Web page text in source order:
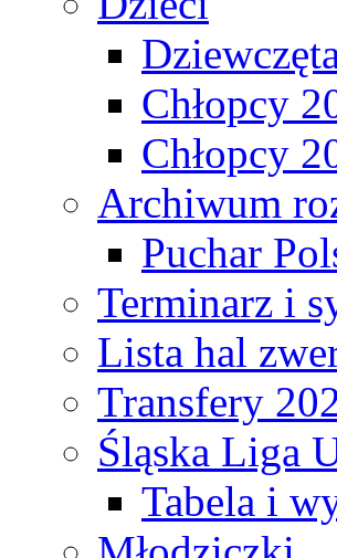
Chłopcy
Chłopcy
Archiwum
Puchar
Terminarz i
Lista hal
Transfery
Śląska Liga
Tabela i